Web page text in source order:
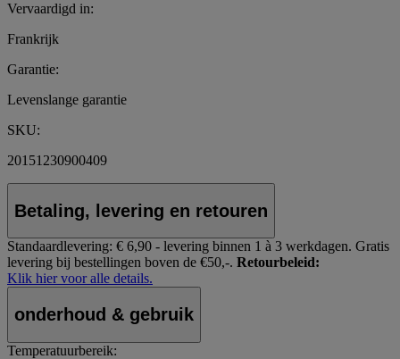
Vervaardigd in:
Frankrijk
Garantie:
Levenslange garantie
SKU:
20151230900409
Betaling, levering en retouren
Standaardlevering: € 6,90 - levering binnen 1 à 3 werkdagen. Gratis
levering bij bestellingen boven de €50,-. Retourbeleid:
Klik hier voor alle details.
onderhoud & gebruik
Temperatuurbereik: